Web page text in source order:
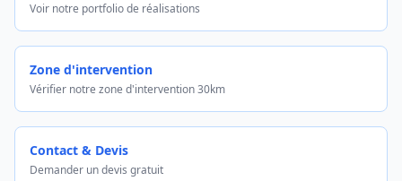
Voir notre portfolio de réalisations
Zone d'intervention
Vérifier notre zone d'intervention 30km
Contact & Devis
Demander un devis gratuit